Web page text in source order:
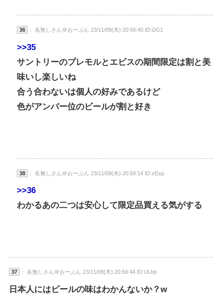
36 ： 名無しさん＠おーぷん 23/11/09(木) 20:56:40 ID:i2G1
>>35
サントリーのプレモルとエビスの期間限定は割と美
味いし楽しいね
合う合わないは個人の好みであるけど
色がアンバー位のビールが割と好き
38 ： 名無しさん＠おーぷん 23/11/09(木) 20:59:14 ID:sEsp
>>36
わかるあの二つは安心して限定品買える気がする
37 ： 名無しさん＠おーぷん 23/11/09(木) 20:58:44 ID:ULhp
日本人にはビールの味はわかんないか？w